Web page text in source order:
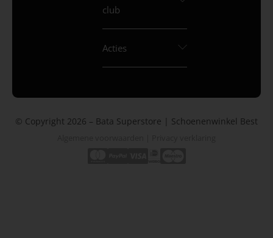
club
Acties
© Copyright 2026 – Bata Superstore | Schoenenwinkel Best